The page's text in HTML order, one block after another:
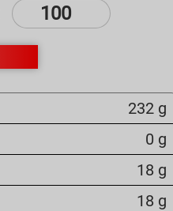
232 g
0 g
18 g
18 g